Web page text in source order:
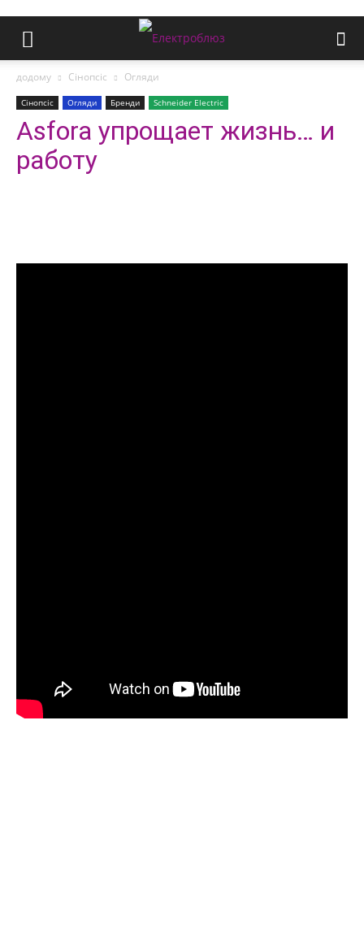
додому Сінопсіс Огляди
Сінопсіс Огляди Бренди Schneider Electric
Asfora упрощает жизнь… и
работу